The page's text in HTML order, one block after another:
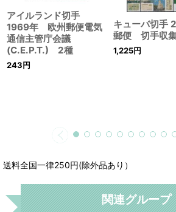
アイルランド切手
1969年 欧州郵便電気
通信主管庁会議
(C.E.P.T.) 2種
243円
キューバ切手
郵便 切手収
1,225円
送料全国一律250円(除外品あり）
関連グループ